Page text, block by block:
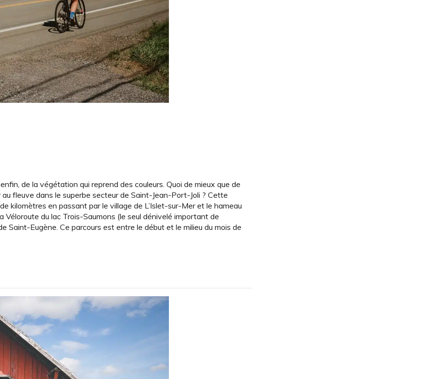
de la végétation qui reprend des couleurs. Quoi de mieux que de
fleuve dans le superbe secteur de Saint-Jean-Port-Joli ? Cette
kilomètres en passant par le village de L’Islet-sur-Mer et le hameau
du lac Trois-Saumons (le seul dénivelé important de
Saint-Eugène. Ce parcours est entre le début et le milieu du mois de